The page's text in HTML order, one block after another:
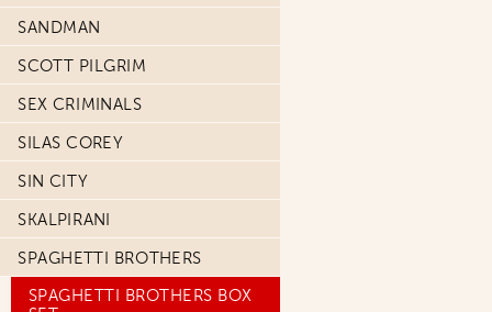
SANDMAN
SCOTT PILGRIM
SEX CRIMINALS
SILAS COREY
SIN CITY
SKALPIRANI
SPAGHETTI BROTHERS
SPAGHETTI BROTHERS BOX